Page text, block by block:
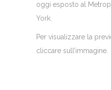
oggi esposto al
York.
Per visualizzare la
cliccare sull’immagine.